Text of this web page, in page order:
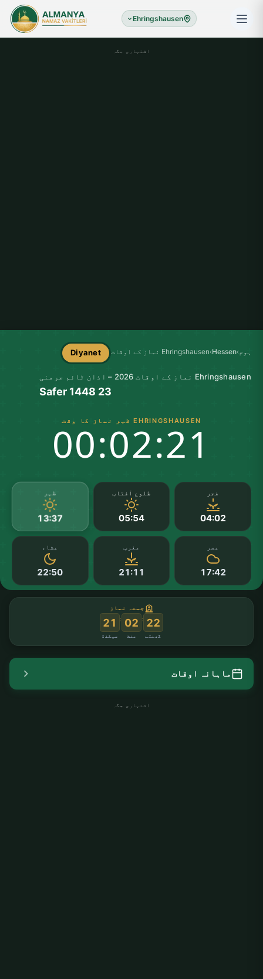
Ehringshausen
اشتہاری جگہ
ہوم›
Hessen
›Ehringshausen نماز کے اوقات Diyanet
Ehringshausen نماز کے اوقات 2026 – اذان ٹائم جرمنی
23 Safer 1448
EHRINGSHAUSEN ظہر نماز کا وقت
00:02:20
فجر
04:02
طلوع آفتاب
05:54
ظہر
13:37
عصر
17:42
مغرب
21:11
عشاء
22:50
جمعہ نماز
22
گھنٹے
:
02
منٹ
:
20
سیکنڈ
ماہانہ اوقات
اشتہاری جگہ